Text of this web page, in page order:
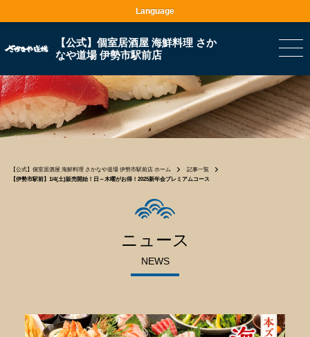
【公式】個室居酒屋 海鮮料理 さか
なや道場 伊勢市駅前店
【公式】個室居酒屋 海鮮料理 さかなや道場 伊勢市駅前店 ホーム
記事一覧
【伊勢市駅前】1/4(土)販売開始！日～木曜がお得！2025新年会プレミアムコース
ニュース
NEWS
Language